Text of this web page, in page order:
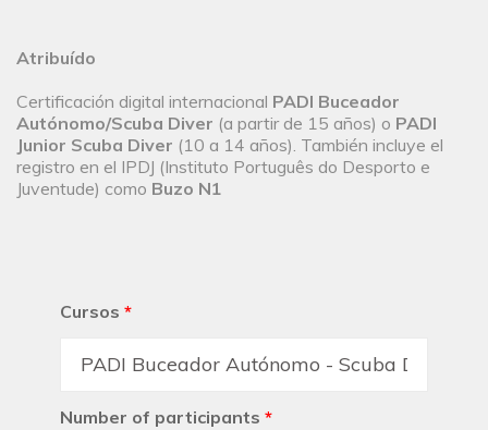
Atribuído
Certificación digital internacional PADI Buceador
Autónomo/Scuba Diver (a partir de 15 años) o PADI
Junior Scuba Diver (10 a 14 años). También incluye el
registro en el IPDJ (Instituto Português do Desporto e
Juventude) como Buzo N1
Cursos *
Number of participants *